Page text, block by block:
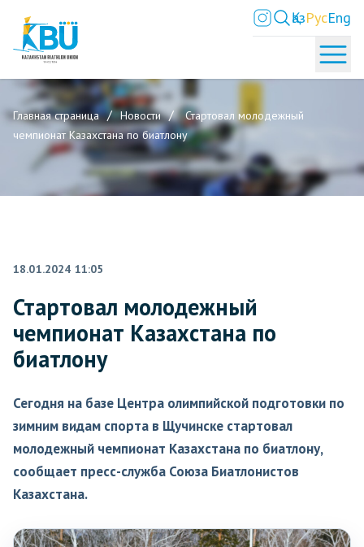
ҚазРусEng
Главная страница Новости
Стартовал молодежный
чемпионат Казахстана по биатлону
18.01.2024 11:05
Стартовал молодежный
чемпионат Казахстана по
биатлону
Сегодня на базе Центра олимпийской подготовки по
зимним видам спорта в Щучинске стартовал
молодежный чемпионат Казахстана по биатлону,
сообщает пресс-служба Союза Биатлонистов
Казахстана.